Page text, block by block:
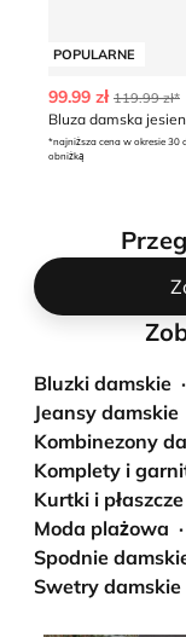
POPULARNE
99.99 zł 119.99 zł*
Bluza damska
*najniższa cena w okresie 30
obniżką
Bluzki damskie
Jeansy damskie
Kombinezony
Komplety i
Kurtki i
Moda plażowa
Spodnie
Swetry damskie